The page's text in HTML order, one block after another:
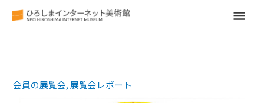
メ
会員の展覧会,展覧会レポート